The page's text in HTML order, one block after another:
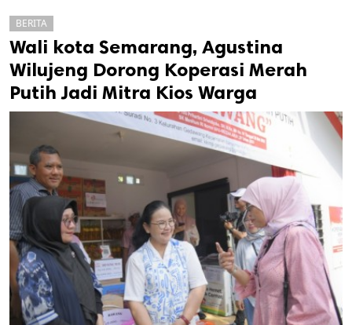
cipta.
BERITA
Wali kota Semarang, Agustina
Wilujeng Dorong Koperasi Merah
Putih Jadi Mitra Kios Warga